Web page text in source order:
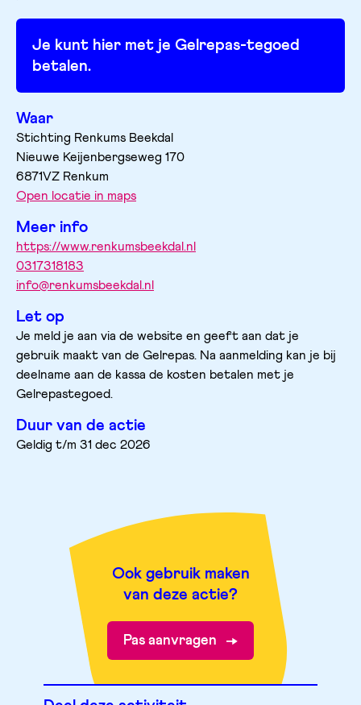
Je kunt hier met je Gelrepas-tegoed
betalen.
Waar
Stichting Renkums Beekdal
Nieuwe Keijenbergseweg 170
6871VZ Renkum
Open locatie in maps
Meer info
https://www.renkumsbeekdal.nl
0317318183
info@renkumsbeekdal.nl
Let op
Je meld je aan via de website en geeft aan dat je
gebruik maakt van de Gelrepas. Na aanmelding kan je bij
deelname aan de kassa de kosten betalen met je
Gelrepastegoed.
Duur van de actie
Geldig t/m 31 dec 2026
Ook gebruik maken
van deze actie?
Pas aanvragen